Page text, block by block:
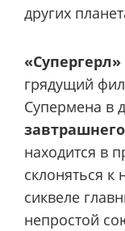
других
«Супергерл»
грядущий
Супермена в
находится в
склоняться к
сиквеле
непростой